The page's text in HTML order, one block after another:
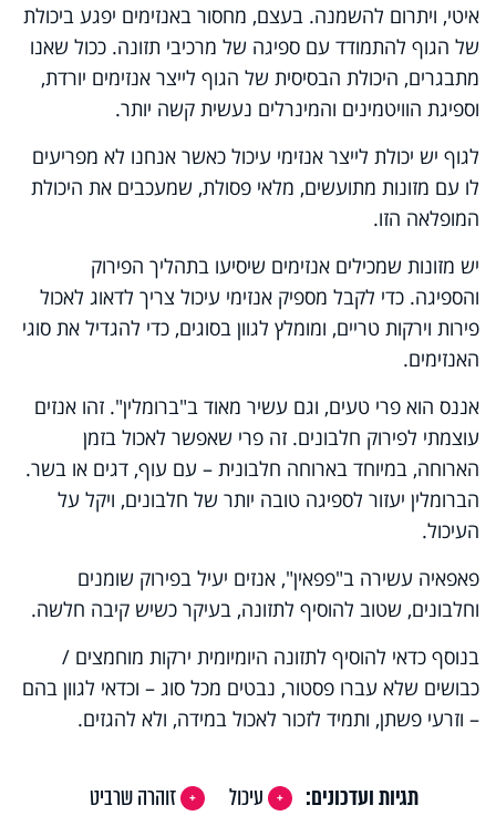
איטי, ויתרום להשמנה. בעצם, מחסור באנזימים יפגע ביכולת
של הגוף להתמודד עם ספיגה של מרכיבי תזונה. ככול שאנו
מתבגרים, היכולת הבסיסית של הגוף לייצר אנזימים יורדת,
וספיגת הוויטמינים והמינרלים נעשית קשה יותר.
לגוף יש יכולת לייצר אנזימי עיכול כאשר אנחנו לא מפריעים
לו עם מזונות מתועשים, מלאי פסולת, שמעכבים את היכולת
המופלאה הזו.
יש מזונות שמכילים אנזימים שיסיעו בתהליך הפירוק
והספיגה. כדי לקבל מספיק אנזימי עיכול צריך לדאוג לאכול
פירות וירקות טריים, ומומלץ לגוון בסוגים, כדי להגדיל את סוגי
האנזימים.
אננס הוא פרי טעים, וגם עשיר מאוד ב"ברומלין". זהו אנזים
עוצמתי לפירוק חלבונים. זה פרי שאפשר לאכול בזמן
הארוחה, במיוחד בארוחה חלבונית – עם עוף, דגים או בשר.
הברומלין יעזור לספיגה טובה יותר של חלבונים, ויקל על
העיכול.
פאפאיה עשירה ב"פפאין", אנזים יעיל בפירוק שומנים
וחלבונים, שטוב להוסיף לתזונה, בעיקר כשיש קיבה חלשה.
בנוסף כדאי להוסיף לתזונה היומיומית ירקות מוחמצים /
כבושים שלא עברו פסטור, נבטים מכל סוג – וכדאי לגוון בהם
– וזרעי פשתן, ותמיד לזכור לאכול במידה, ולא להגזים.
תגיות ועדכונים: עיכול
זוהרה שרביט